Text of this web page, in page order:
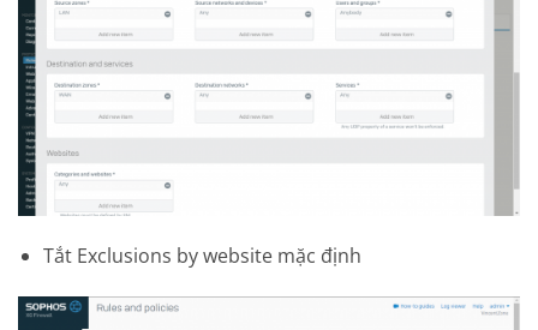
Tắt Exclusions by website mặc định